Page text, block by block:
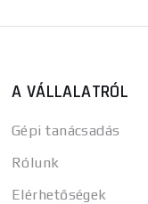
A VÁLLALATRÓL
Gépi tanácsadás
Rólunk
Elérhetőségek